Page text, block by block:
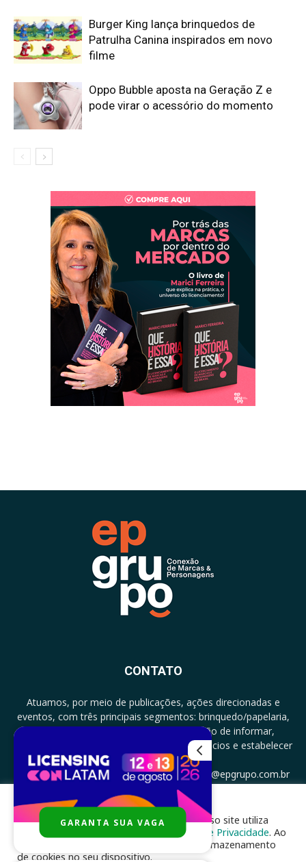
Burger King lança brinquedos de
Patrulha Canina inspirados em novo
filme
Oppo Bubble aposta na Geração Z e
pode virar o acessório do momento
CONTATO
Atuamos, por meio de publicações, ações direcionadas e
eventos, com três principais segmentos: brinquedo/papelaria,
licenciamento e zero a três com a missão de informar,
documentar, proporcionar encontro de negócios e estabelecer
parcerias.
CONTATO: +5511994513097 - atendimento@epgrupo.com.br
SIGA-NOS
Para melhor experiência e navegação, nosso site utiliza
cookies, de acordo com a nossa
Política de Privacidade. Ao
clicar em “aceito”, você concorda com o armazenamento
de cookies no seu dispositivo.
GARANTA SUA VAGA